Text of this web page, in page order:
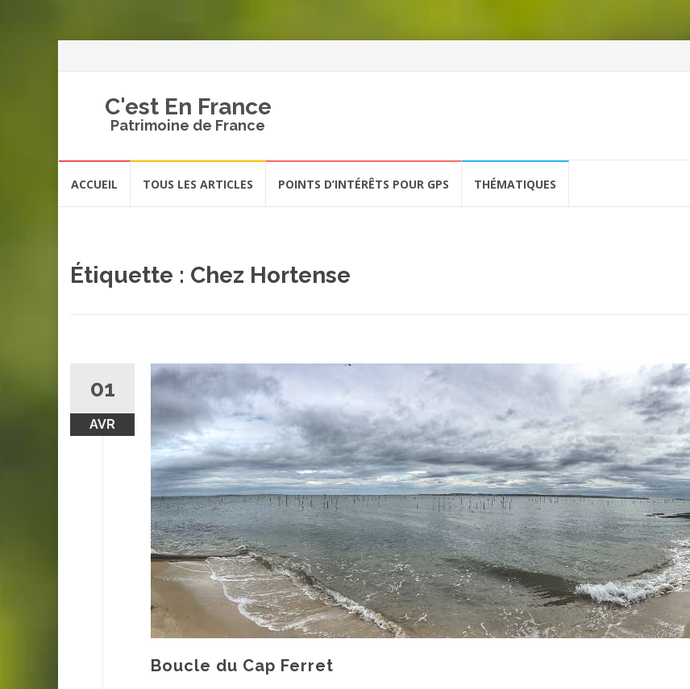
C'est En France
Patrimoine de France
ACCUEIL TOUS LES ARTICLES POINTS D’INTÉRÊTS POUR GPS THÉMATIQUES
Étiquette : Chez Hortense
01
AVR
Boucle du Cap Ferret